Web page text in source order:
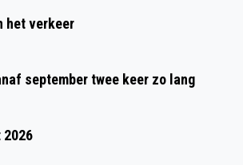
het verkeer
september twee keer zo lang